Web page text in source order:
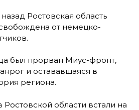
Ростовская область
от немецко-
был прорван Миус-фронт,
и остававшаяся в
региона.
области встали на